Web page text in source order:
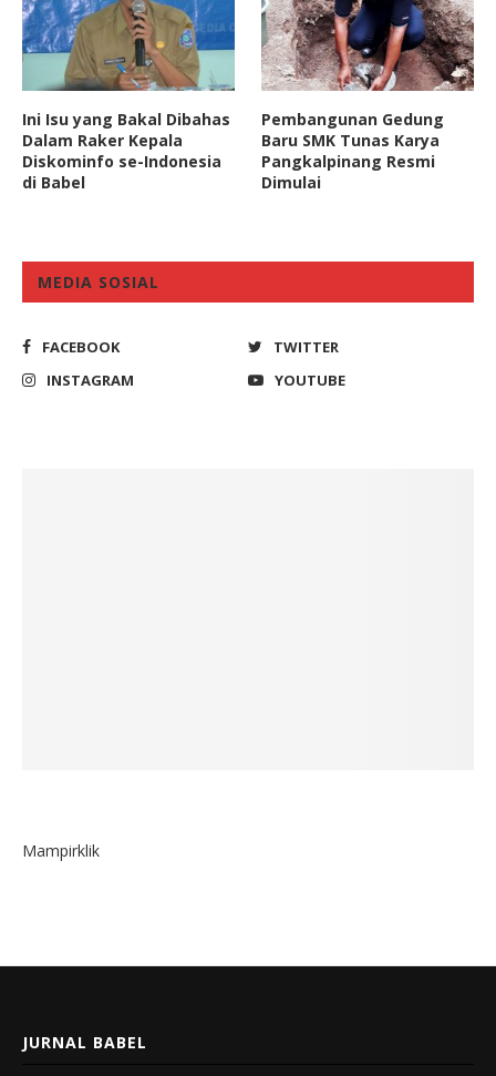
Ini Isu yang Bakal Dibahas
Dalam Raker Kepala
Diskominfo se-Indonesia
di Babel
Pembangunan Gedung
Baru SMK Tunas Karya
Pangkalpinang Resmi
Dimulai
MEDIA SOSIAL
FACEBOOK
TWITTER
INSTAGRAM
YOUTUBE
Mampirklik
JURNAL BABEL